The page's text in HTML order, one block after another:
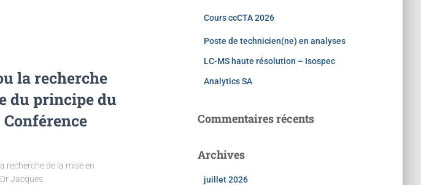
la recherche
du principe du
recherche de la mise en
Jacques
Cours ccCTA 2026
Poste de technicien(ne) en analyses
LC-MS haute résolution – Isospec
Analytics SA
Commentaires récents
Archives
juillet 2026